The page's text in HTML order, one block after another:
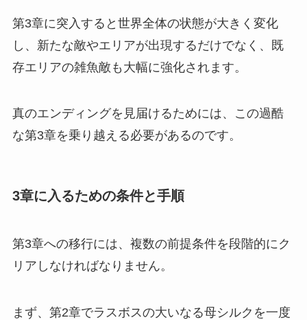
第3章に突入すると世界全体の状態が大きく変化
し、新たな敵やエリアが出現するだけでなく、既
存エリアの雑魚敵も大幅に強化されます。
真のエンディングを見届けるためには、この過酷
な第3章を乗り越える必要があるのです。
3章に入るための条件と手順
第3章への移行には、複数の前提条件を段階的にク
リアしなければなりません。
まず、第2章でラスボスの大いなる母シルクを一度